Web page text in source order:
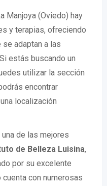
Manjoya (Oviedo) hay
y terapias, ofreciendo
adaptan a las
estás buscando un
utilizar la sección
encontrar
localización
de las mejores
de Belleza Luisina,
por su excelente
con numerosas